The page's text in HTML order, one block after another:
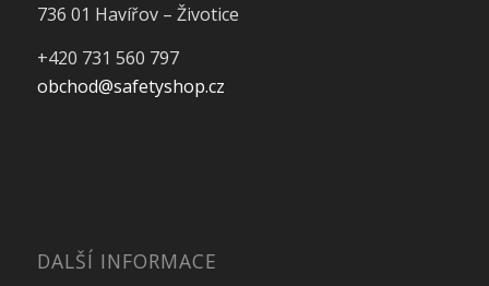
736 01 Havířov – Životice
+420 731 560 797
obchod@safetyshop.cz
DALŠÍ INFORMACE